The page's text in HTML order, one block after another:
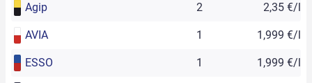
Agip 2 2,35 €/l
AVIA 1 1,999 €/l
ESSO 1 1,999 €/l